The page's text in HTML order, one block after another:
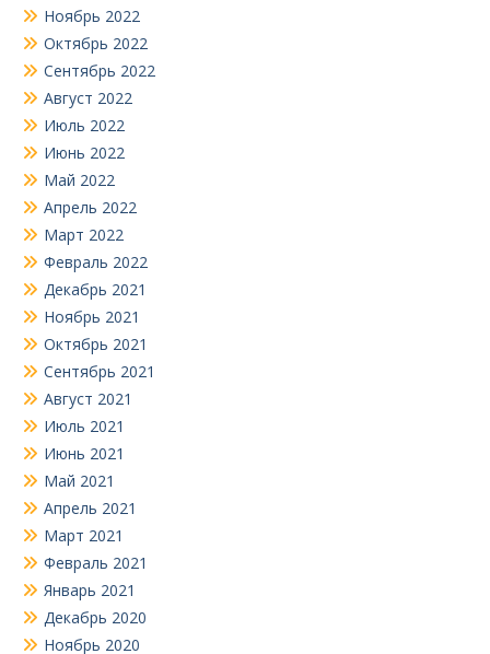
Ноябрь 2022
Октябрь 2022
Сентябрь 2022
Август 2022
Июль 2022
Июнь 2022
Май 2022
Апрель 2022
Март 2022
Февраль 2022
Декабрь 2021
Ноябрь 2021
Октябрь 2021
Сентябрь 2021
Август 2021
Июль 2021
Июнь 2021
Май 2021
Апрель 2021
Март 2021
Февраль 2021
Январь 2021
Декабрь 2020
Ноябрь 2020